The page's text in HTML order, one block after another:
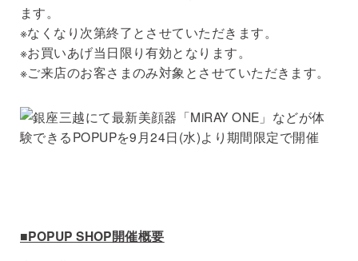
ます。
※なくなり次第終了とさせていただきます。
※お買いあげ当日限り有効となります。
※ご来店のお客さまのみ対象とさせていただきます。
■POPUP SHOP開催概要